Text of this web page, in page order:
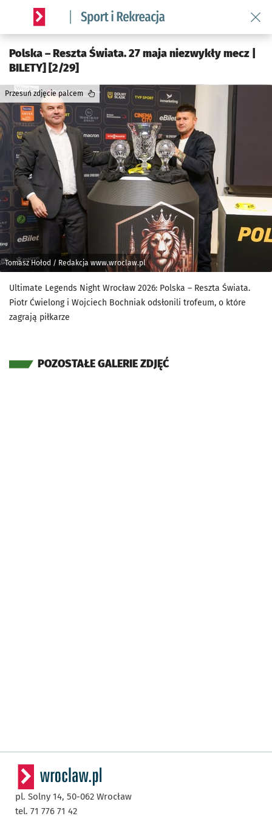
Serwis informacyjny wroclaw.pl podserwis: Sport i rekreacja
Polska – Reszta Świata. 27 maja niezwykły mecz |
BILETY] [2/29]
Tomasz Hołod / Redakcja www.wroclaw.pl
Przesuń zdjęcie palcem
Ultimate Legends Night Wrocław 2026: Polska – Reszta Świata.
Piotr Ćwielong i Wojciech Bochniak odsłonili trofeum, o które
zagrają piłkarze
POZOSTAŁE GALERIE ZDJĘĆ
pl. Solny 14, 50-062 Wrocław
tel. 71 776 71 42